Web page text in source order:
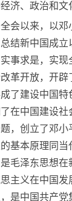
济、政治和文
会以来，以
结新中国成
事求是，实
革开放，开
了建设中国
在中国建设
，创立了邓
基本原理同
毛泽东思想
主义在中国
是中国共产